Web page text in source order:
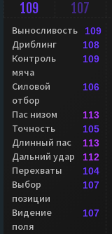
109 107
Выносливость 109
Дриблинг 108
Контроль
мяча
109
Силовой
отбор
106
Пас низом 113
Точность 105
Длинный пас 113
Дальний удар 112
Перехваты 104
Выбор
позиции
107
Видение
поля
107